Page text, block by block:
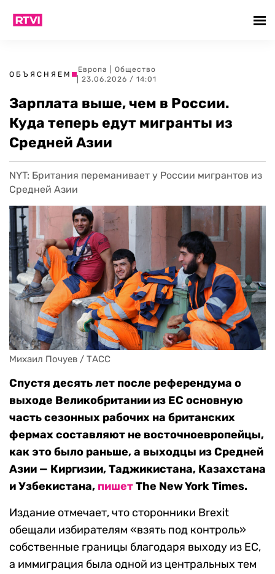
ОБЪЯСНЯЕМ
Европа
Общество
| 23.06.2026 / 14:01
Зарплата выше, чем в России.
Куда теперь едут мигранты из
Средней Азии
NYT: Британия переманивает у России мигрантов из
Средней Азии
Михаил Почуев / ТАСС
Спустя десять лет после референдума о
выходе Великобритании из ЕС основную
часть сезонных рабочих на британских
фермах составляют не восточноевропейцы,
как это было раньше, а выходцы из Средней
Азии — Киргизии, Таджикистана, Казахстана
и Узбекистана, пишетThe New York Times.
Издание отмечает, что сторонники Brexit
обещали избирателям «взять под контроль»
собственные границы благодаря выходу из ЕС,
а иммиграция была одной из центральных тем